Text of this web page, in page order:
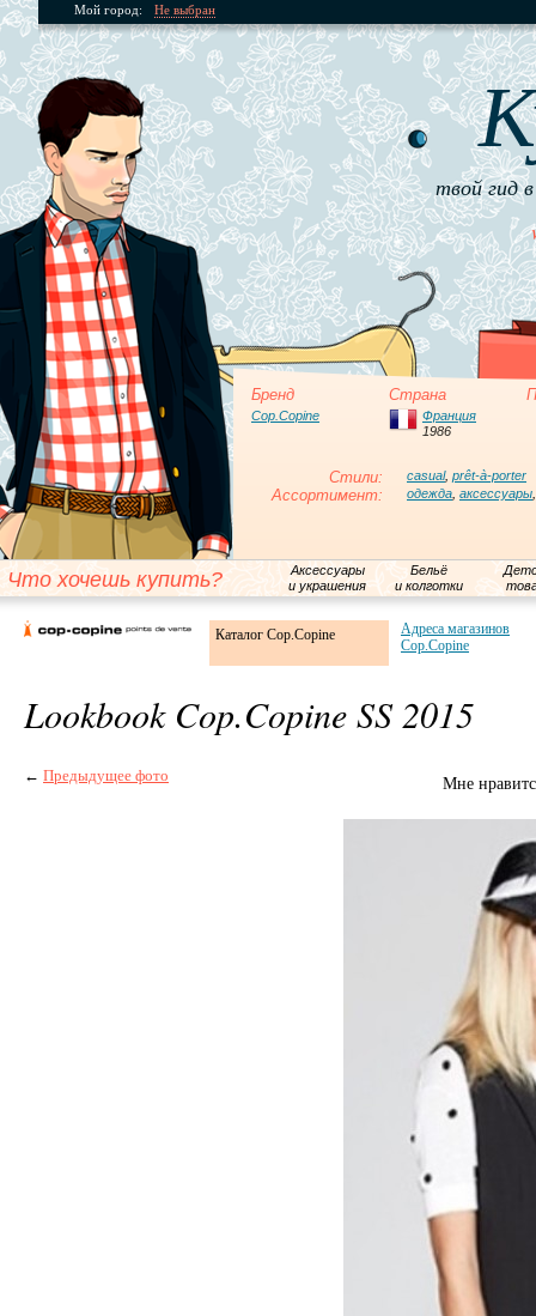
Мой город: Не выбран
твой гид
Бренд Страна
Cop.Copine
Франция
1986
Стили: casual, prêt-à-porter
Ассортимент: одежда аксессуары
Что хочешь купить?
Аксессуары
и украшения
Бельё
и колготки
Каталог Cop.Copine
Адреса магазинов
Cop.Copine
Lookbook Cop.Copine SS 2015
← Предыдущее фото Мне